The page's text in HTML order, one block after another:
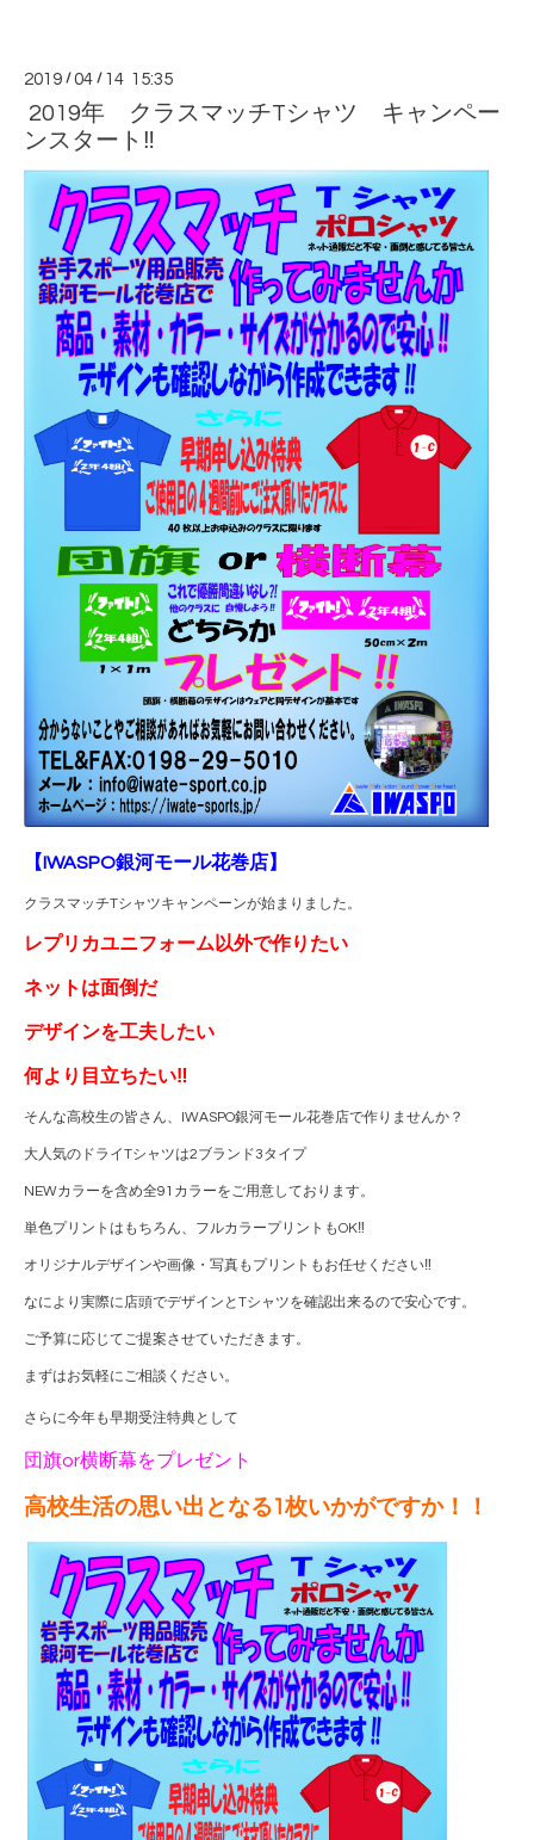
2019 /04 / 14 15:35
2019年 クラスマッチTシャツ キャンペー
ンスタート‼
【IWASPO銀河モール花巻店】
クラスマッチTシャツキャンペーンが始まりました。
レプリカユニフォーム以外で作りたい
ネットは面倒だ
デザインを工夫したい
何より目立ちたい‼
そんな高校生の皆さん、IWASPO銀河モール花巻店で作りませんか？
大人気のドライTシャツは2ブランド3タイプ
NEWカラーを含め全91カラーをご用意しております。
単色プリントはもちろん、フルカラープリントもOK‼
オリジナルデザインや画像・写真もプリントもお任せください‼
なにより実際に店頭でデザインとTシャツを確認出来るので安心です。
ご予算に応じてご提案させていただきます。
まずはお気軽にご相談ください。
さらに今年も早期受注特典として
団旗or横断幕をプレゼント
高校生活の思い出となる1枚いかがですか！！